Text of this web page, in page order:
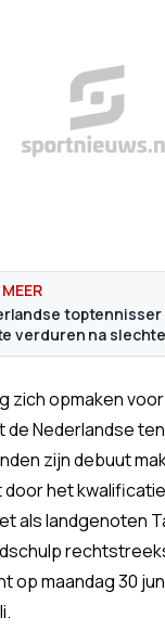
verduren na
zich opmaken
de Nederlandse
zijn debuut
door het
als landgenoten
op maandag 30